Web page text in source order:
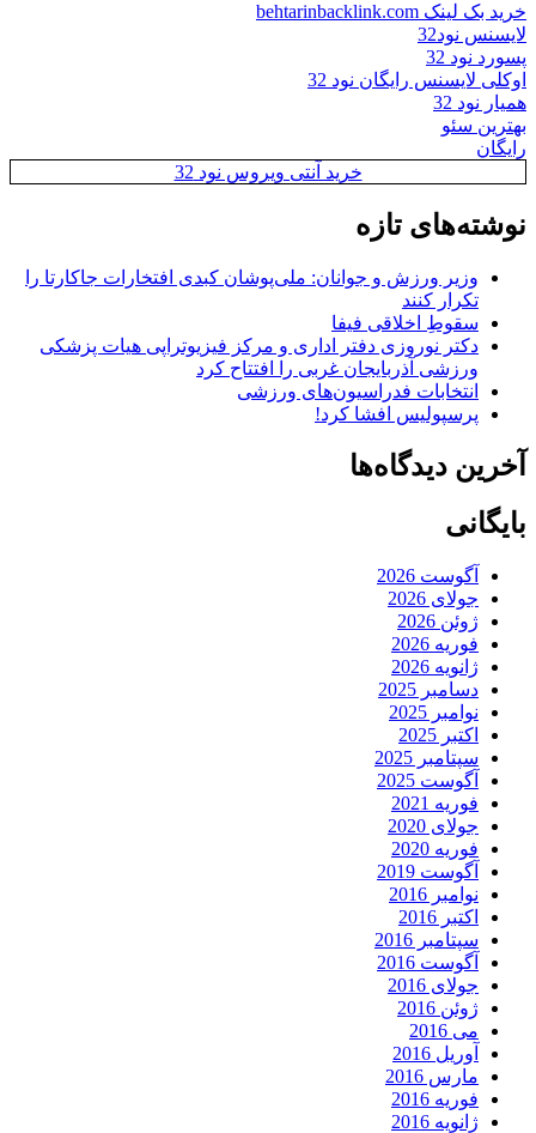
خرید بک لینک behtarinbacklink.com
لایسنس نود32
پسورد نود 32
اوکلی لایسنس رایگان نود 32
همیار نود 32
بهترین سئو
رایگان
خرید آنتی ویروس نود 32
نوشته‌های تازه
وزیر ورزش و جوانان: ملی‌پوشان کبدی افتخارات جاکارتا را
تکرار کنند
سقوطِ اخلاقی فیفا
دکتر نوروزی دفتر اداری و مرکز فیزیوتراپی هیات پزشکی
ورزشی آذربایجان غربی را افتتاح کرد
انتخابات فدراسیون‌های ورزشی
پرسپولیس افشا کرد!
آخرین دیدگاه‌ها
بایگانی
آگوست 2026
جولای 2026
ژوئن 2026
فوریه 2026
ژانویه 2026
دسامبر 2025
نوامبر 2025
اکتبر 2025
سپتامبر 2025
آگوست 2025
فوریه 2021
جولای 2020
فوریه 2020
آگوست 2019
نوامبر 2016
اکتبر 2016
سپتامبر 2016
آگوست 2016
جولای 2016
ژوئن 2016
می 2016
آوریل 2016
مارس 2016
فوریه 2016
ژانویه 2016